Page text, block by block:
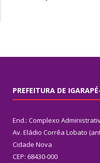
PREFEITURA DE
End.: Complexo
Av. Eládio Corrêa Lobato
Cidade Nova
CEP: 68430-000